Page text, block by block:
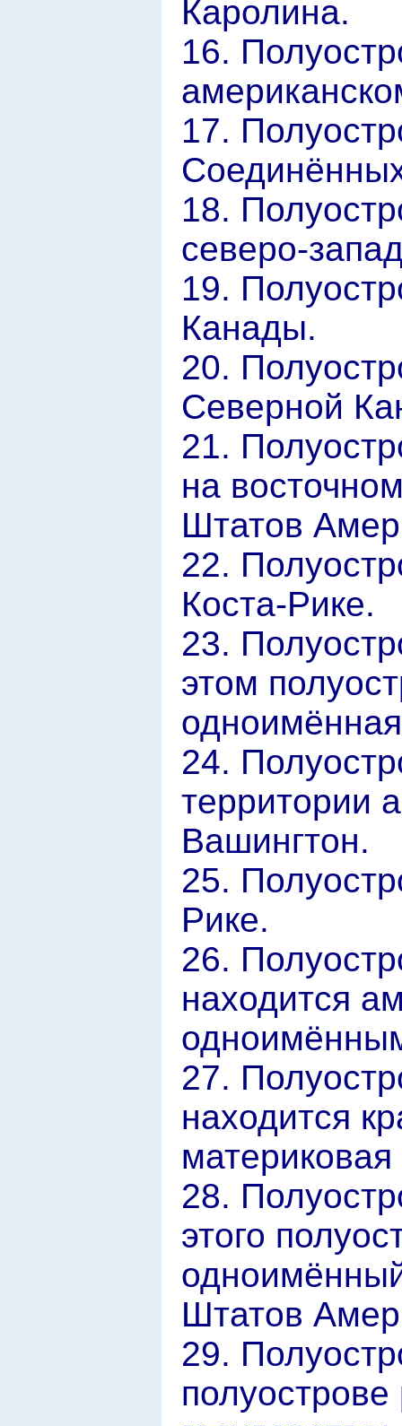
Каролина.
16.
17.
18.
северо-
19.
Канады.
20.
Северной
21.
на
Штатов
22.
Коста-Рике.
23.
этом
24.
территории
Вашингтон.
25.
Рике.
26.
находится
27.
находится
28.
этого
Штатов
29.